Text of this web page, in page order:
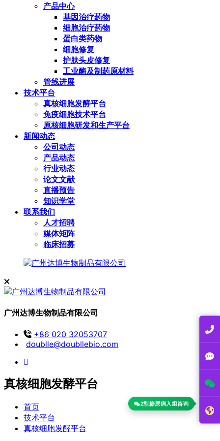
2型糖尿病入组咨询
产品中心
基因治疗药物
细胞治疗药物
蛋白类药物
细胞修复
护肤头皮修复
工业酶及制药原材料
管线进展
技术平台
真核细胞发酵平台
免疫细胞技术平台
原核细胞研发和生产平台
新闻动态
公司动态
产品动态
行业动态
论文文献
直播预告
知识学堂
联系我们
人才招聘
媒体矩阵
临床招募
广州达博生物制品有限公司
+86 020 32053707
doublle@doubllebio.com
真核细胞发酵平台
首页
技术平台
真核细胞发酵平台